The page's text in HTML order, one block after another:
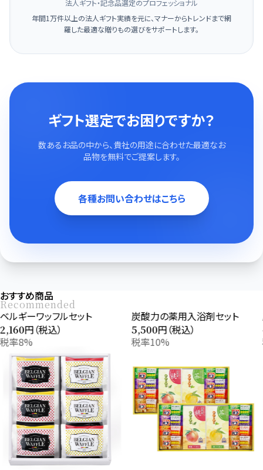
法人ギフト・記念品選定のプロフェッショナル
年間1万件以上の法人ギフト実績を元に、マナーからトレンドまで網
羅した最適な贈りもの選びをサポートします。
ギフト選定でお困りですか？
数あるお品の中から、貴社の用途に合わせた最適なお
品物を無料でご提案します。
各種お問い合わせはこちら
おすすめ商品
Recommended
炭酸力の薬用入浴剤セット
5,500円（税込）
税率10%
炭酸力の薬用入浴剤セット
4,400円（税込）
税率10%